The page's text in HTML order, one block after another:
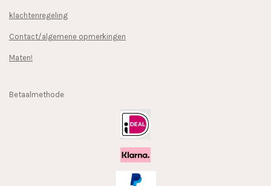
klachtenregeling
Contact/algemene opmerkingen
Maten!
Betaalmethode